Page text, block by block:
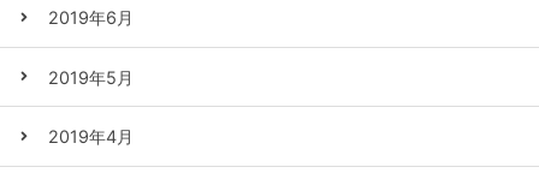
2019年6月
2019年5月
2019年4月